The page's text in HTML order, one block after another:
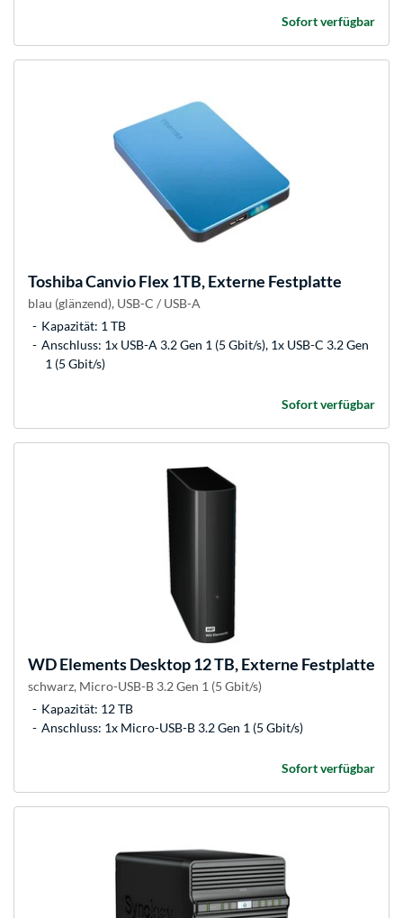
Sofort verfügbar
ToshibaCanvio Flex 1TB, Externe Festplatte
blau (glänzend), USB-C / USB-A
Kapazität: 1 TB
Anschluss: 1x USB-A 3.2 Gen 1 (5 Gbit/s), 1x USB-C 3.2 Gen
1 (5 Gbit/s)
Sofort verfügbar
WDElements Desktop 12 TB, Externe Festplatte
schwarz, Micro-USB-B 3.2 Gen 1 (5 Gbit/s)
Kapazität: 12 TB
Anschluss: 1x Micro-USB-B 3.2 Gen 1 (5 Gbit/s)
Sofort verfügbar